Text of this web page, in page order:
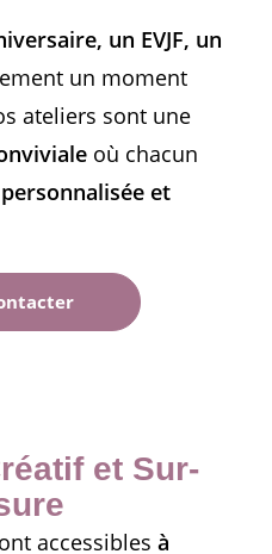
un EVJF, un
un moment
ateliers sont une
où chacun
et
et Sur-
accessibles à